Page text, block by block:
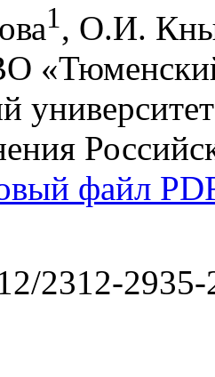
1, О.И.
«Тюменский
файл
2312-